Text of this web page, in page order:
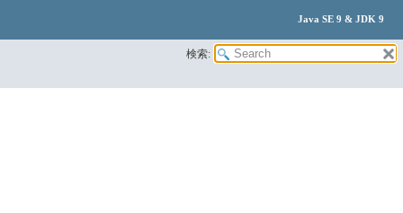
Java SE 9 & JDK 9
検索: